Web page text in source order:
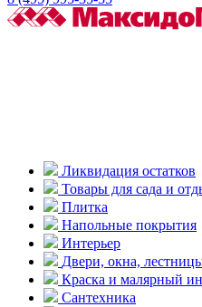
Ликвидация остатков
Товары для сада и
Плитка
Напольные покрытия
Интерьер
Двери, окна,
Краска и малярный
Сантехника